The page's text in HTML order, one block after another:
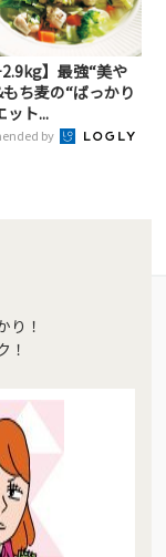
】最強“美や
ち麦の“ばっかり
ット...
by
り！
！